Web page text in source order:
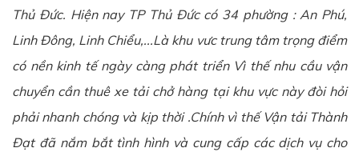
Thủ Đức. Hiện nay TP Thủ Đức có 34 phường : An Phú,
Linh Đông, Linh Chiểu,...Là khu vưc trung tâm trọng điểm
có nền kinh tế ngày càng phát triển Vì thế nhu cầu vận
chuyển cần thuê xe tải chở hàng tại khu vực này đòi hỏi
phải nhanh chóng và kịp thời .Chính vì thế Vận tải Thành
Đạt đã nắm bắt tình hình và cung cấp các dịch vụ cho